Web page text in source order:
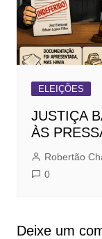
ELEIÇÕES
JUSTIÇA
ÀS
Robertão
0
Deixe um